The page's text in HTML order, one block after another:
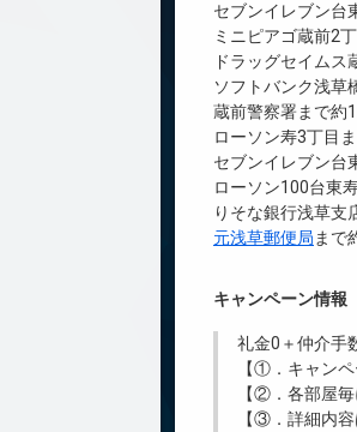
セブンイレブン台
ミニピアゴ蔵前2
ドラッグセイム
ソフトバンク浅草
蔵前警察署まで約
ローソン寿3丁目
セブンイレブン台
ローソン100台東
りそな銀行浅草支
元浅草郵便局 まで
キャンペーン情報
礼金0 ＋仲介手
【①．キャン
【②．各部屋
【③．詳細内